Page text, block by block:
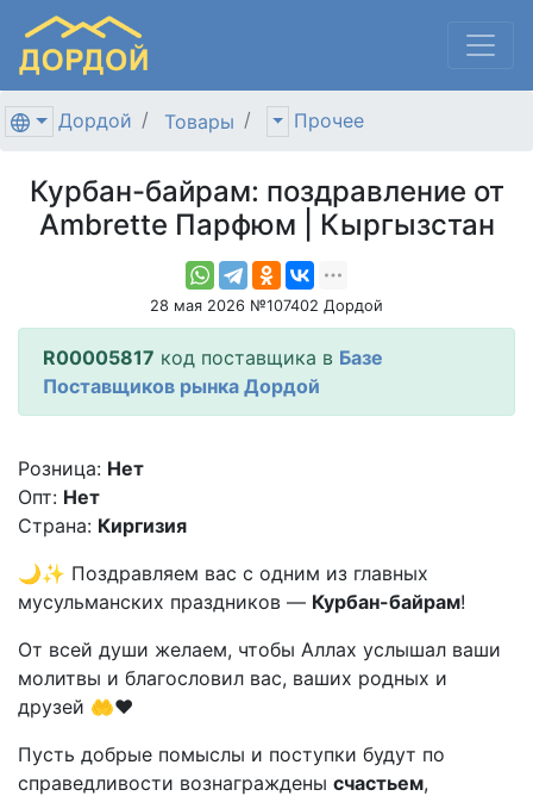
Дордой Товары Прочее
Курбан-байрам: поздравление от
Ambrеtte Парфюм | Кыргызстан
28 мая 2026 №107402 Дордой
R00005817 код поставщика в Базе
Поставщиков рынка Дордой
Розница: Нет
Опт: Нет
Страна: Киргизия
🌙✨ Поздравляем вас с одним из главных
мусульманских праздников — Курбан-байрам!
От всей души желаем, чтобы Аллах услышал ваши
молитвы и благословил вас, ваших родных и
друзей 🤲❤️
Пусть добрые помыслы и поступки будут по
справедливости вознаграждены счастьем,